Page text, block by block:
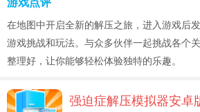
游戏点评
在地图中开启全新的解压之旅，进入游戏后
游戏挑战和玩法。与众多伙伴一起挑战各个
整理好，让你能够轻松体验独特的乐趣。
强迫症解压模拟器安卓